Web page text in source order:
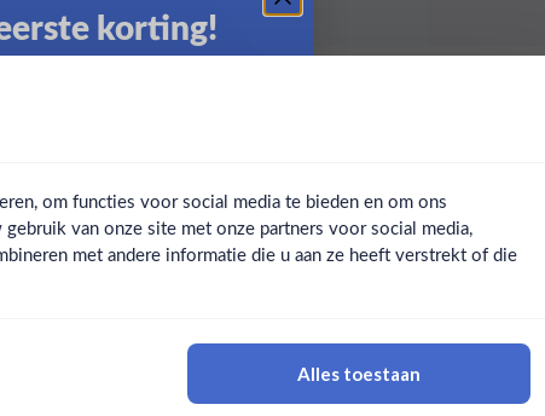
of ouder?
om functies voor social media te bieden en om ons
van onze site met onze partners voor social media,
met andere informatie die u aan ze heeft verstrekt of die
Alles toestaan
korting!
korting